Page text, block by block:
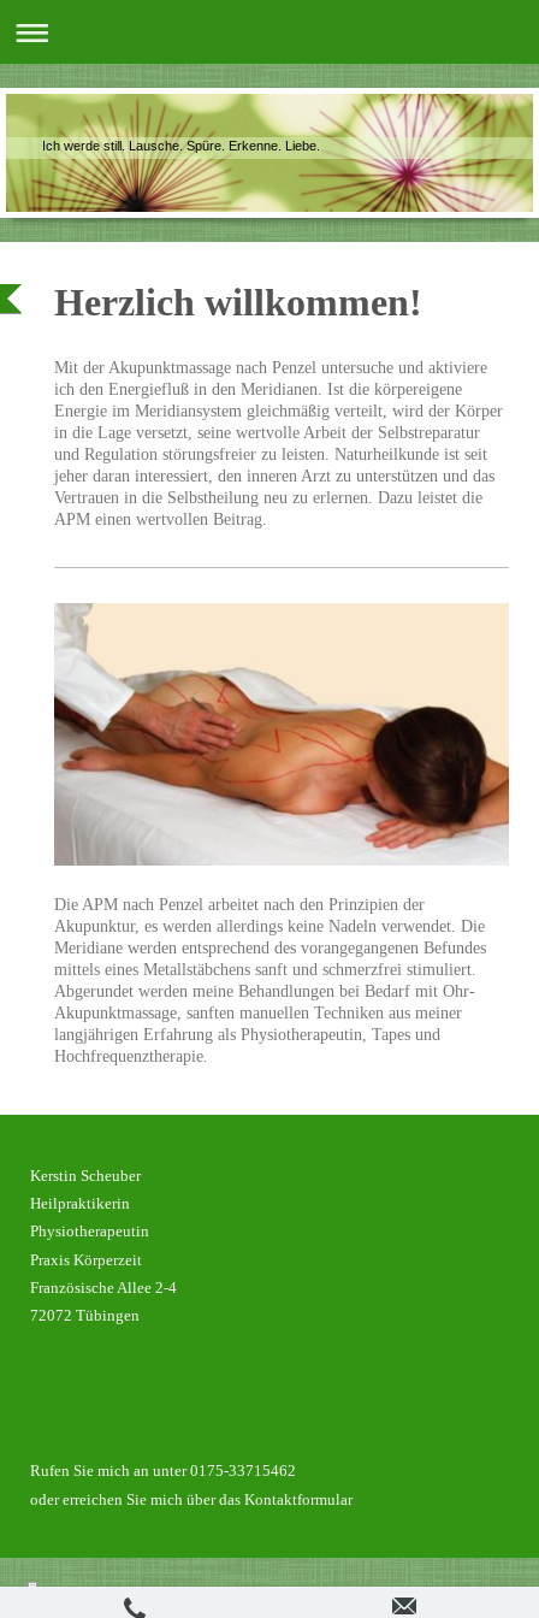
Ich werde still. Lausche. Spüre. Erkenne. Liebe.
Herzlich willkommen!
Mit der Akupunktmassage nach Penzel untersuche und aktiviere
ich den Energiefluß in den Meridianen. Ist die körpereigene
Energie im Meridiansystem gleichmäßig verteilt, wird der Körper
in die Lage versetzt, seine wertvolle Arbeit der Selbstreparatur
und Regulation störungsfreier zu leisten. Naturheilkunde ist seit
jeher daran interessiert, den inneren Arzt zu unterstützen und das
Vertrauen in die Selbstheilung neu zu erlernen. Dazu leistet die
APM einen wertvollen Beitrag.
Die APM nach Penzel arbeitet nach den Prinzipien der
Akupunktur, es werden allerdings keine Nadeln verwendet. Die
Meridiane werden entsprechend des vorangegangenen Befundes
mittels eines Metallstäbchens sanft und schmerzfrei stimuliert.
Abgerundet werden meine Behandlungen bei Bedarf mit Ohr-
Akupunktmassage, sanften manuellen Techniken aus meiner
langjährigen Erfahrung als Physiotherapeutin, Tapes und
Hochfrequenztherapie.
Kerstin Scheuber
Heilpraktikerin
Physiotherapeutin
Praxis Körperzeit
Französische Allee 2-4
72072 Tübingen
Rufen Sie mich an unter 0175-33715462
oder erreichen Sie mich über das Kontaktformular
Druckversion| Sitemap
Login